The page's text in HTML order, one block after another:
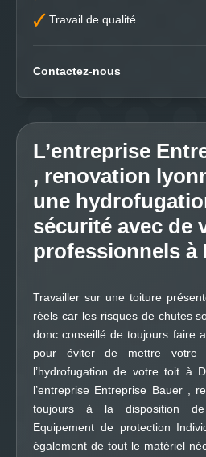
Travail de qualité
Contactez-nous
L’entreprise
, renovation
une
sécurité avec de
professionnels à
Travailler sur une toiture
réels car les risques de chutes
donc conseillé de toujours faire
pour éviter de mettre votre
l’hydrofugation de votre toit à
l’entreprise Entreprise Bauer ,
toujours à la disposition
Equipement de protection
également de tout le matériel